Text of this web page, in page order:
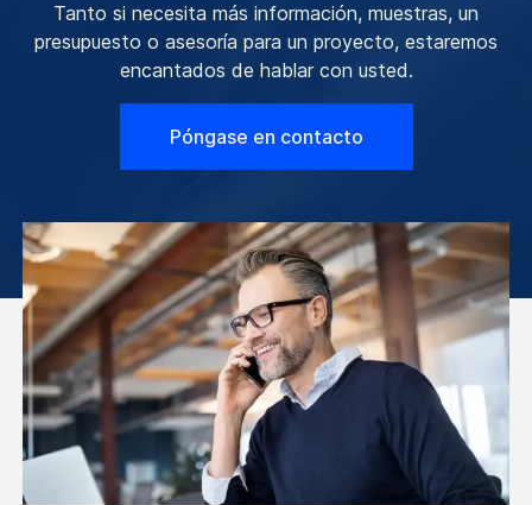
Tanto si necesita más información, muestras, un
presupuesto o asesoría para un proyecto, estaremos
encantados de hablar con usted.
Póngase en contacto